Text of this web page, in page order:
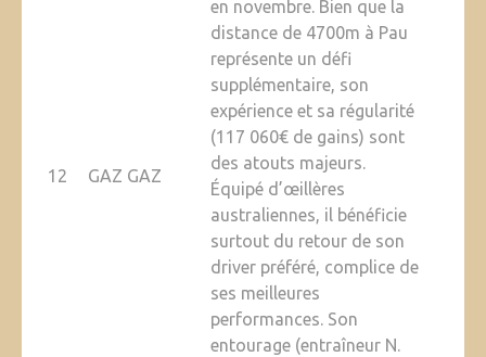
12 GAZ GAZ
en novembre. Bien que la
distance de 4700m à Pau
représente un défi
supplémentaire, son
expérience et sa régularité
(117 060€ de gains) sont
des atouts majeurs.
Équipé d’œillères
australiennes, il bénéficie
surtout du retour de son
driver préféré, complice de
ses meilleures
performances. Son
entourage (entraîneur N.